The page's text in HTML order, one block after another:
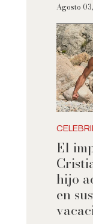
Agosto
El
hijo
en